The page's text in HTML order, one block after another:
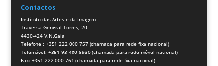
Contactos
Instituto das Artes e da Imagem
Travessa General Torres, 20
4430-424 V.N.Gaia
Telefone : +351 222 000 757 (chamada para rede fixa nacional)
Telemóvel: +351 93 480 8930 (chamada para rede móvel nacional)
Fax: +351 222 000 761 (chamada para rede fixa nacional)